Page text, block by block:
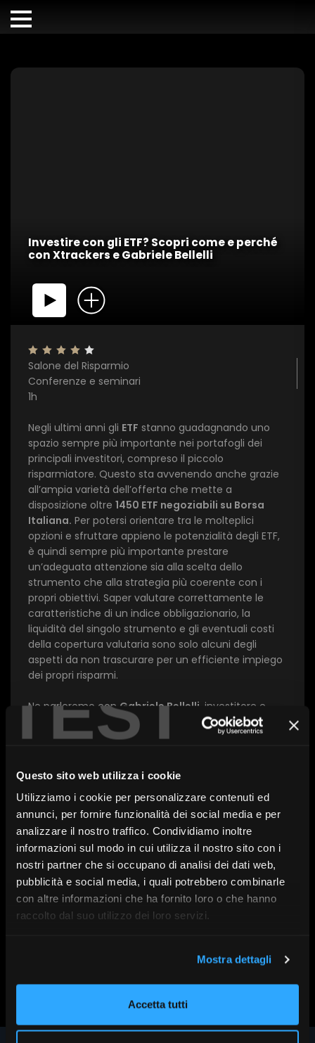
TEST
Questo sito web utilizza i cookie
Utilizziamo i cookie per personalizzare contenuti ed
annunci, per fornire funzionalità dei social media e per
analizzare il nostro traffico. Condividiamo inoltre
informazioni sul modo in cui utilizza il nostro sito con i
nostri partner che si occupano di analisi dei dati web,
pubblicità e social media, i quali potrebbero combinarle
con altre informazioni che ha fornito loro o che hanno
raccolto dal suo utilizzo dei loro servizi.
Mostra dettagli
Accetta tutti
Investire con gli ETF? Scopri come e perché
con Xtrackers e Gabriele Bellelli
Salone del Risparmio
Conferenze e seminari
1h
Negli ultimi anni gli ETF stanno guadagnando uno
spazio sempre più importante nei portafogli dei
principali investitori, compreso il piccolo
risparmiatore. Questo sta avvenendo anche grazie
all’ampia varietà dell’offerta che mette a
disposizione oltre 1450 ETF negoziabili su Borsa
Italiana. Per potersi orientare tra le molteplici
opzioni e sfruttare appieno le potenzialità degli ETF,
è quindi sempre più importante prestare
un’adeguata attenzione sia alla scelta dello
strumento che alla strategia più coerente con i
propri obiettivi. Saper valutare correttamente le
caratteristiche di un indice obbligazionario, la
liquidità del singolo strumento e gli eventuali costi
della copertura valutaria sono solo alcuni degli
aspetti da non trascurare per un efficiente impiego
dei propri risparmi.
Ne parleremo conGabriele Bellelli , investitore e
educatore finanziario indipendente eClino Papa
CFA e Xtrackers Sales di DWS.
Con l’intervento di:
Ivano DiGuida, Clino Papa,
Gabriele Bellelli
A cura di: DWS
Serie:SdR23
Data:18 Maggio 2023 alle 11:00
Scopri altri contenuti su FR|Vision
×
5 stars
4 stars
3 stars
2 stars
1 star
Invia